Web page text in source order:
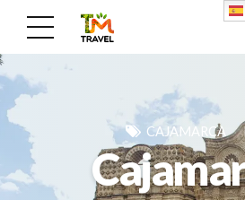
CAJAMARCA